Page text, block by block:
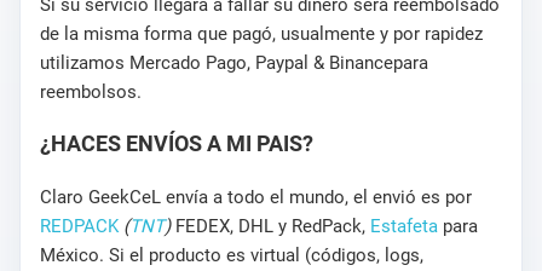
Si su servicio llegara a fallar su dinero sera reembolsado
de la misma forma que pagó, usualmente y por rapidez
utilizamos Mercado Pago, Paypal & Binancepara
reembolsos.
¿HACES ENVÍOS A MI PAIS?
Claro GeekCeL envía a todo el mundo, el envió es por
REDPACK (TNT)FEDEX, DHL y RedPack, Estafeta para
México. Si el producto es virtual (códigos, logs,